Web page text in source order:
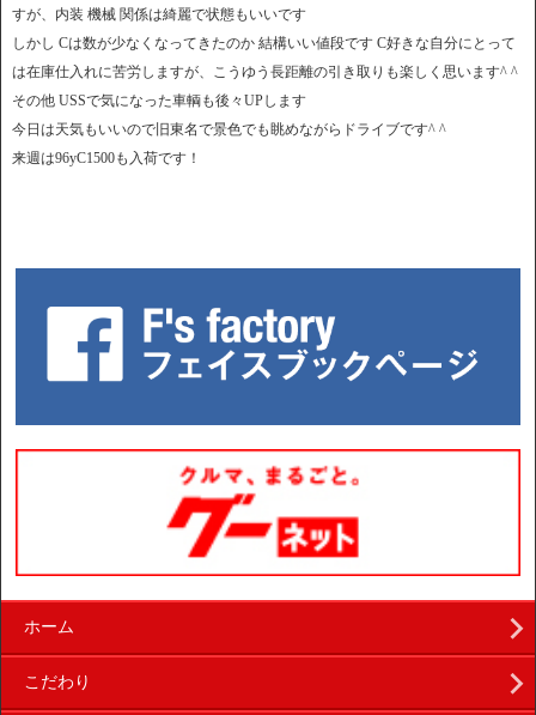
すが、内装 機械 関係は綺麗で状態もいいです
しかし Cは数が少なくなってきたのか 結構いい値段です C好きな自分にとって
は在庫仕入れに苦労しますが、こうゆう長距離の引き取りも楽しく思います^ ^
その他 USSで気になった車輌も後々UPします
今日は天気もいいので旧東名で景色でも眺めながらドライブです^ ^
来週は96yC1500も入荷です！
ホーム
こだわり